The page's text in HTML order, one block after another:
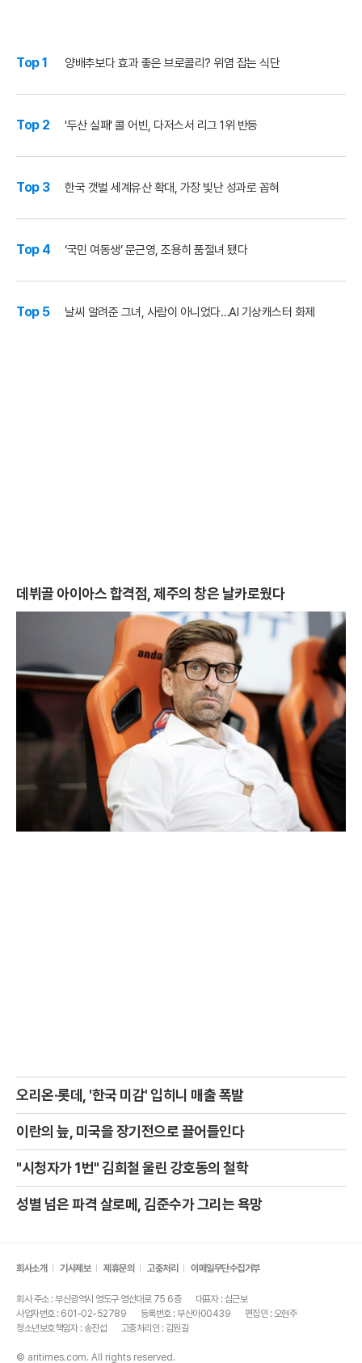
Top 1 양배추보다 효과 좋은 브로콜리? 위염 잡는 식단
Top 2 '두산 실패' 콜 어빈, 다저스서 리그 1위 반등
Top 3 한국 갯벌 세계유산 확대, 가장 빛난 성과로 꼽혀
Top 4 ‘국민 여동생’ 문근영, 조용히 품절녀 됐다
Top 5 날씨 알려준 그녀, 사람이 아니었다…AI 기상캐스터 화제
데뷔골 아이아스 합격점, 제주의 창은 날카로웠다
오리온·롯데, '한국 미감' 입히니 매출 폭발
이란의 늪, 미국을 장기전으로 끌어들인다
"시청자가 1번" 김희철 울린 강호동의 철학
성별 넘은 파격 살로메, 김준수가 그리는 욕망
회사소개 기사제보 제휴문의 고충처리 이메일무단수집거부
회사 주소 : 부산광역시 영도구 영선대로 75 6층
대표자 : 심근보
사업자번호 : 601-02-52789
등록번호 : 부산아00439
편집인 : 오현주
청소년보호책임자 : 송진섭
고충처리인 : 김원길
© aritimes.com. All rights reserved.